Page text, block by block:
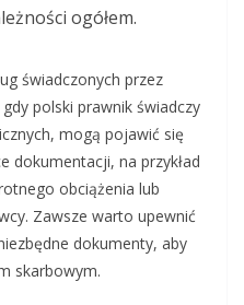
ogółem.
świadczonych przez
polski prawnik świadczy
mogą pojawić się
dokumentacji, na przykład
obciążenia lub
Zawsze warto upewnić
dokumenty, aby
skarbowym.